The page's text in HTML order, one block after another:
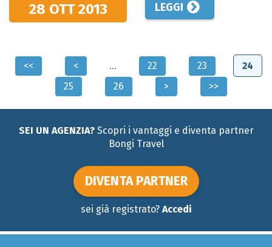
28 OTT 2013 LEGGI
Pagine
<< < … 22 23
24
25
26 > >>
SEI UN AGENZIA?Scopri i vantaggi e diventa partner
Bongi Travel
DIVENTA PARTNER
sei già registrato? Accedi